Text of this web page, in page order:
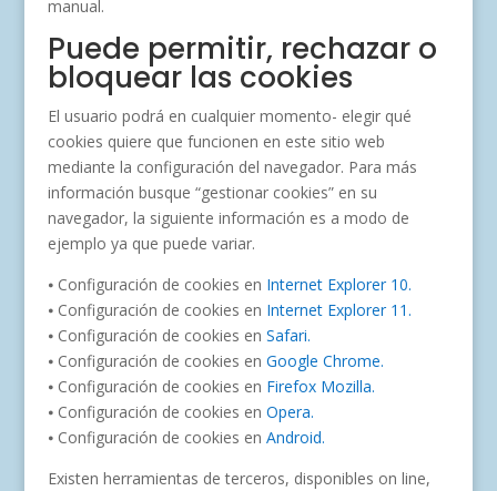
manual.
Puede permitir, rechazar o
bloquear las cookies
El usuario podrá en cualquier momento- elegir qué
cookies quiere que funcionen en este sitio web
mediante la configuración del navegador. Para más
información busque “gestionar cookies” en su
navegador, la siguiente información es a modo de
ejemplo ya que puede variar.
⦁ Configuración de cookies en Internet Explorer 10.
⦁ Configuración de cookies en Internet Explorer 11.
⦁ Configuración de cookies en Safari.
⦁ Configuración de cookies en Google Chrome.
⦁ Configuración de cookies en Firefox Mozilla.
⦁ Configuración de cookies en Opera.
⦁ Configuración de cookies en Android.
Existen herramientas de terceros, disponibles on line,